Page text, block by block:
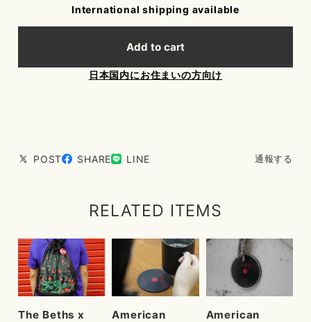
International shipping available
Add to cart
日本国内にお住まいの方向け
POST SHARE LINE 通報する
RELATED ITEMS
The Beths x
American
American